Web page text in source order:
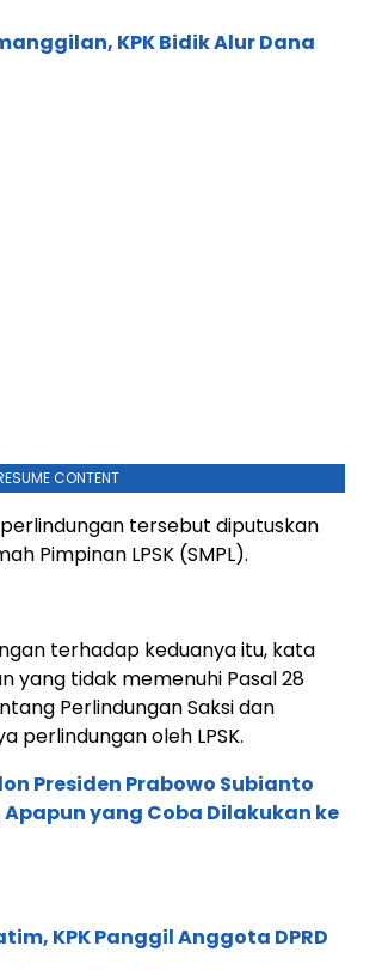
KPK Bidik Alur Dana
CONTENT
tersebut diputuskan
Pimpinan LPSK (SMPL).
terhadap keduanya itu, kata
yang tidak memenuhi Pasal 28
Perlindungan Saksi dan
perlindungan oleh LPSK.
Presiden Prabowo Subianto
yang Coba Dilakukan ke
KPK Panggil Anggota DPRD